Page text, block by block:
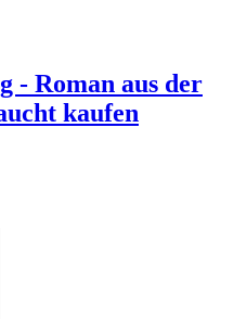
- Roman aus der
kaufen